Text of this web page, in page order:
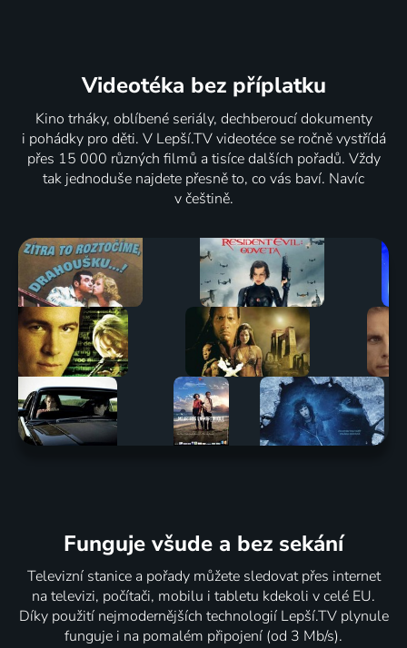
Videotéka bez příplatku
Kino trháky, oblíbené seriály, dechberoucí dokumenty
i pohádky pro děti. V Lepší.TV videotéce se ročně vystřídá
přes 15 000 různých filmů a tisíce dalších pořadů. Vždy
tak jednoduše najdete přesně to, co vás baví. Navíc
v češtině.
Funguje všude a bez sekání
Televizní stanice a pořady můžete sledovat přes internet
na televizi, počítači, mobilu i tabletu kdekoli v celé EU.
Díky použití nejmodernějších technologií Lepší.TV plynule
funguje i na pomalém připojení (od 3 Mb/s).